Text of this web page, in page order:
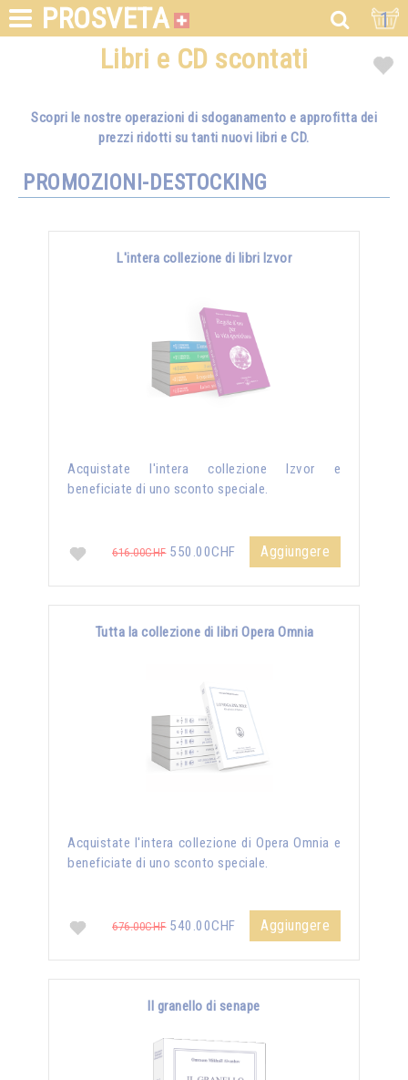
PROSVETA 1
Libri e CD scontati
Scopri le nostre operazioni di sdoganamento e approfitta dei
prezzi ridotti su tanti nuovi libri e CD.
PROMOZIONI-DESTOCKING
L'intera collezione di libri Izvor
Acquistate l'intera collezione Izvor e
beneficiate di uno sconto speciale.
616.00CHF550.00CHF Aggiungere
Tutta la collezione di libri Opera Omnia
Acquistate l'intera collezione di Opera Omnia e
beneficiate di uno sconto speciale.
676.00CHF540.00CHF Aggiungere
Il granello di senape